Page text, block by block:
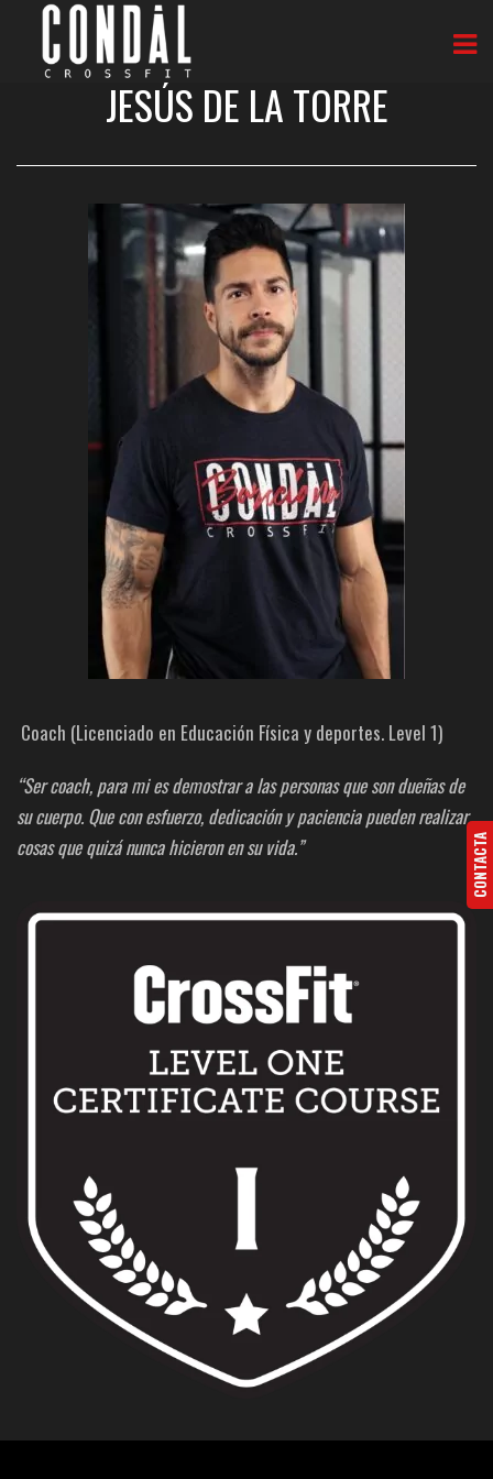
JESÚS DE LA TORRE
Coach (Licenciado en Educación Física y deportes. Level 1)
“Ser coach, para mi es demostrar a las personas que son dueñas de
su cuerpo. Que con esfuerzo, dedicación y paciencia pueden realizar
cosas que quizá nunca hicieron en su vida.”
CONTACTA